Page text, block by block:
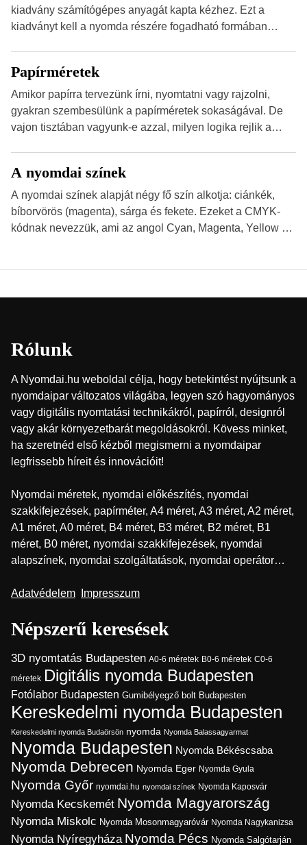
információt és átirányítja a telefon böngészőjét a cég
weblapjára. A QR-kód beolvasása után a felhasználó
kiadvány számítógépes anyagát kapta kézhez. Ezt a
kiadványt kell a nyomda részére fogadható formában
Illustratorban készült vektorgrafika. *Hirdetés Minden
esetben konzultáljunk a nyomdával, mielőtt elkezdjük a
nyomdai előkészítést!Nehogy az elkészült munka után
derüljön ki, hogy valamit másképp kellett volna csinálni!
Papírméretek
Amikor papírra tervezünk írni, nyomtatni vagy rajzolni,
gyakran szembesülünk a papírméretek sokaságával. De
vajon tisztában vagyunk-e azzal, milyen logika rejlik a
*Hirdetés Ebben a cikkben a papírméretek izgalmas
világába kalauzolunk el téged, hogy jobban megértsd,
milyen szempontok alapján érdemes választanod a
jövőben. Bevezetés a papírméretek világába A […]
A nyomdai színek
A nyomdai színek alapját négy fő szín alkotja: ciánkék,
bíborvörös (magenta), sárga és fekete. Ezeket a CMYK-
kódnak nevezzük, ami az angol Cyan, Magenta, Yellow és
Rólunk
A Nyomdai.hu weboldal célja, hogy betekintést nyújtsunk a
nyomdaipar változatos világába, legyen szó hagyományos
vagy digitális nyomtatási technikákról, papírról, designról
vagy akár környezetbarát megoldásokról. Kövess minket,
ha szeretnéd első kézből megismerni a nyomdaipar
legfrissebb híreit és innovációit!
Nyomdai méretek, nyomdai előkészítés, nyomdai
szakkifejezések, papírméter, A4 méret, A3 méret, A2 méret,
A1 méret, A0 méret, B4 méret, B3 méret, B2 méret, B1
méret, B0 méret, nyomdai szakkifejezések, nyomdai
alapszínek, nyomdai szolgáltatások, nyomdai operátor…
Adatvédelem Impresszum
Népszerű keresések
3D nyomtatás Budapesten A0-6 méretek B0-6 méretek C0-6
méretek Digitális nyomda Budapesten
Fotólabor Budapesten Gumibélyegző bolt Budapesten
Kereskedelmi nyomda Budapesten
Kereskedelmi nyomda Budaörsön nyomda Nyomda Balassagyarmat
Nyomda Budapesten Nyomda Békéscsaba
Nyomda Debrecen Nyomda Eger Nyomda Gyula
Nyomda Győr nyomdai.hu nyomdai színek Nyomda Kaposvár
Nyomda Kecskemét Nyomda Magyarország
Nyomda Miskolc Nyomda Mosonmagyaróvár Nyomda Nagykanizsa
Nyomda Nyíregyháza Nyomda Pécs Nyomda Salgótarján